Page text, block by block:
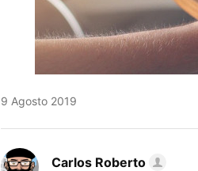
9 Agosto 2019
Carlos Roberto